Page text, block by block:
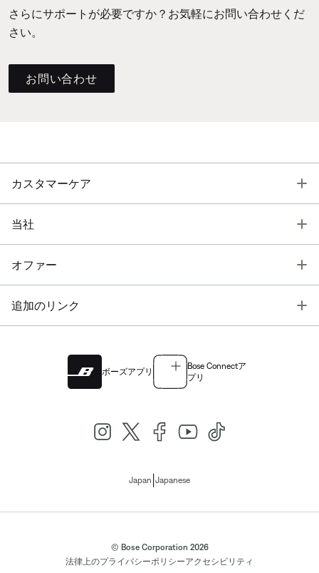
さらにサポートが必要ですか？お気軽にお問い合わせくだ
さい。
お問い合わせ
カスタマーケア
当社
オファー
追加のリンク
ボーズアプリ
Bose Connectア
プリ
Japan Japanese
© Bose Corporation 2026
法律上のプライバシーポリシーアクセシビリティ